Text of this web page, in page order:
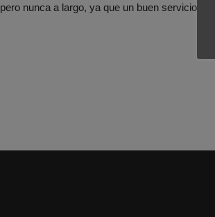
pero nunca a largo, ya que un buen servicio